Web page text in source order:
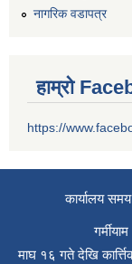
नागरिक वडापत्र
हाम्रो
https://
कार्यालय समय
गर्मीयाम
माघ १६ गते देखि